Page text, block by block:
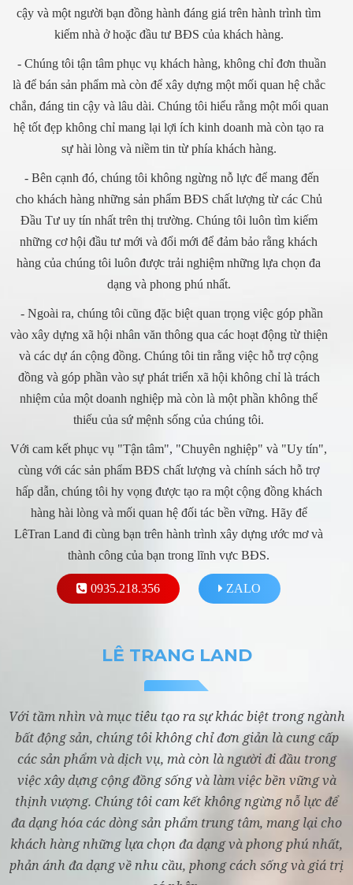
cậy và một người bạn đồng hành đáng giá trên hành trình tìm
kiếm nhà ở hoặc đầu tư BĐS của khách hàng.
- Chúng tôi tận tâm phục vụ khách hàng, không chỉ đơn thuần
là để bán sản phẩm mà còn để xây dựng một mối quan hệ chắc
chắn, đáng tin cậy và lâu dài. Chúng tôi hiểu rằng một mối quan
hệ tốt đẹp không chỉ mang lại lợi ích kinh doanh mà còn tạo ra
sự hài lòng và niềm tin từ phía khách hàng.
- Bên cạnh đó, chúng tôi không ngừng nỗ lực để mang đến
cho khách hàng những sản phẩm BĐS chất lượng từ các Chủ
Đầu Tư uy tín nhất trên thị trường. Chúng tôi luôn tìm kiếm
những cơ hội đầu tư mới và đổi mới để đảm bảo rằng khách
hàng của chúng tôi luôn được trải nghiệm những lựa chọn đa
dạng và phong phú nhất.
- Ngoài ra, chúng tôi cũng đặc biệt quan trọng việc góp phần
vào xây dựng xã hội nhân văn thông qua các hoạt động từ thiện
và các dự án cộng đồng. Chúng tôi tin rằng việc hỗ trợ cộng
đồng và góp phần vào sự phát triển xã hội không chỉ là trách
nhiệm của một doanh nghiệp mà còn là một phần không thể
thiếu của sứ mệnh sống của chúng tôi.
Với cam kết phục vụ "Tận tâm", "Chuyên nghiệp" và "Uy tín",
cùng với các sản phẩm BĐS chất lượng và chính sách hỗ trợ
hấp dẫn, chúng tôi hy vọng được tạo ra một cộng đồng khách
hàng hài lòng và mối quan hệ đối tác bền vững. Hãy để
LêTran Land đi cùng bạn trên hành trình xây dựng ước mơ và
thành công của bạn trong lĩnh vực BĐS.
0935.218.356 ZALO
LÊ TRANG LAND
Với tầm nhìn và mục tiêu tạo ra sự khác biệt trong ngành
bất động sản, chúng tôi không chỉ đơn giản là cung cấp
các sản phẩm và dịch vụ, mà còn là người đi đầu trong
việc xây dựng cộng đồng sống và làm việc bền vững và
thịnh vượng. Chúng tôi cam kết không ngừng nỗ lực để
đa dạng hóa các dòng sản phẩm trung tâm, mang lại cho
khách hàng những lựa chọn đa dạng và phong phú nhất,
phản ánh đa dạng về nhu cầu, phong cách sống và giá trị